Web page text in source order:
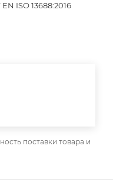
ISO 13688:2016
поставки товара и